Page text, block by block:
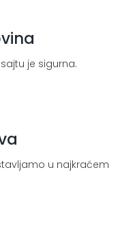
je sigurna.
u najkraćem